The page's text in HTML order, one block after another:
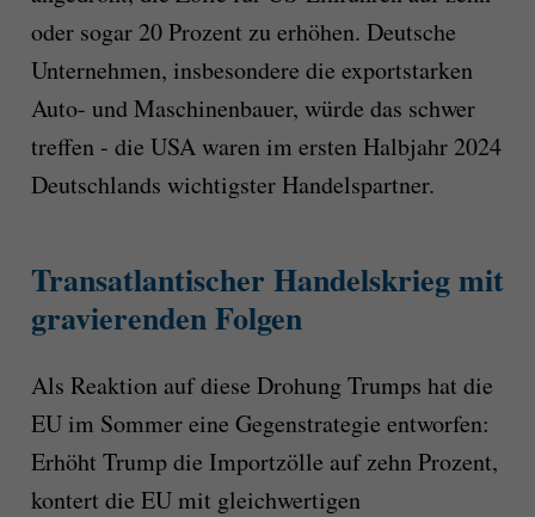
oder sogar 20 Prozent zu erhöhen. Deutsche
Unternehmen, insbesondere die exportstarken
Auto- und Maschinenbauer, würde das schwer
treffen - die USA waren im ersten Halbjahr 2024
Deutschlands wichtigster Handelspartner.
Transatlantischer Handelskrieg mit
gravierenden Folgen
Als Reaktion auf diese Drohung Trumps hat die
EU im Sommer eine Gegenstrategie entworfen:
Erhöht Trump die Importzölle auf zehn Prozent,
kontert die EU mit gleichwertigen